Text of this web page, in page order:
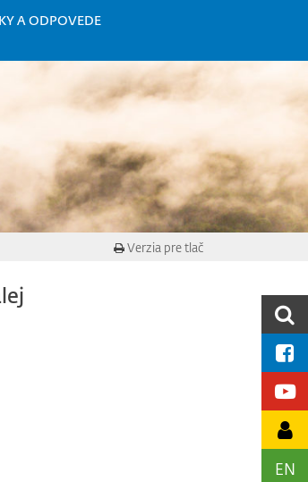
A ODPOVEDE
EN
Verzia pre tlač